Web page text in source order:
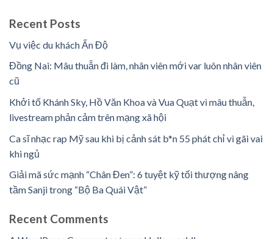
Recent Posts
Vụ việc du khách Ấn Độ
Đồng Nai: Mâu thuẫn đi làm, nhân viên mới var luôn nhân viên
cũ
Khởi tố Khánh Sky, Hồ Văn Khoa và Vua Quạt vì mâu thuẫn,
livestream phản cảm trên mạng xã hội
Ca sĩ nhạc rap Mỹ sau khi bị cảnh sát b*n 55 phát chỉ vì gãi vai
khi ngủ
Giải mã sức mạnh “Chân Đen”: 6 tuyệt kỹ tối thượng nâng
tầm Sanji trong “Bộ Ba Quái Vật”
Recent Comments